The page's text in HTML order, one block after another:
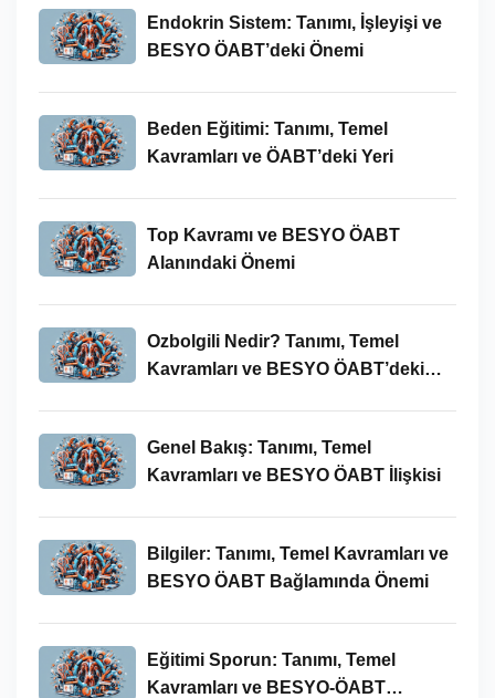
Endokrin Sistem: Tanımı, İşleyişi ve
BESYO ÖABT’deki Önemi
Beden Eğitimi: Tanımı, Temel
Kavramları ve ÖABT’deki Yeri
Top Kavramı ve BESYO ÖABT
Alanındaki Önemi
Ozbolgili Nedir? Tanımı, Temel
Kavramları ve BESYO ÖABT’deki
Genel Bakış: Tanımı, Temel
Kavramları ve BESYO ÖABT İlişkisi
Bilgiler: Tanımı, Temel Kavramları ve
BESYO ÖABT Bağlamında Önemi
Eğitimi Sporun: Tanımı, Temel
Kavramları ve BESYO-ÖABT